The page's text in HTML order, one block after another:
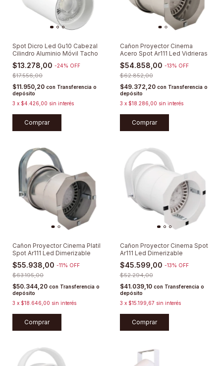
Spot Dicro Led Gu10 Cabezal
Cilindro Aluminio Móvil Tacho
$13.278,00 -24% OFF
$17.556,00
$11.950,20 con Transferencia o
depósito
3 x $4.426,00 sin interés
Comprar
Cañon Proyector Cinema
Acero Spot Ar111 Led Vidrieras
$54.858,00 -13% OFF
$62.852,00
$49.372,20 con Transferencia o
depósito
3 x $18.286,00 sin interés
Comprar
Cañon Proyector Cinema Platil
Spot Ar111 Led Dimerizable
$55.938,00 -11% OFF
$63.195,00
$50.344,20 con Transferencia o
depósito
3 x $18.646,00 sin interés
Comprar
Cañon Proyector Cinema Spot
Ar111 Led Dimerizable
$45.599,00 -13% OFF
$52.294,00
$41.039,10 con Transferencia o
depósito
3 x $15.199,67 sin interés
Comprar